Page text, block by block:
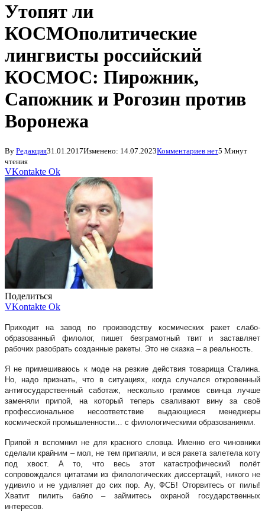
Утопят ли
КОСМОполитические
лингвисты российский
КОСМОС: Пирожник,
Сапожник и Рогозин против
Воронежа
By Редакция31.01.2017Изменено: 14.07.2023Комментариев нет5 Минут
чтения
VKontakte Ok
Поделиться
VKontakte Ok
Приходит на завод по производству космических ракет слабо-
образованный филолог, пишет безграмотный твит и заставляет
рабочих разобрать созданные ракеты. Это не сказка – а реальность.
Я не примешиваюсь к моде на резкие действия товарища Сталина.
Но, надо признать, что в ситуациях, когда случался откровенный
антигосударственный саботаж, несколько граммов свинца лучше
заменяли припой, на который теперь сваливают вину за своё
профессиональное несоответствие выдающиеся менеджеры
космической промышленности… с филологическими образованиями.
Припой я вспомнил не для красного словца. Именно его чиновники
сделали крайним – мол, не тем припаяли, и вся ракета залетела коту
под хвост. А то, что весь этот катастрофический полёт
сопровождался цитатами из филологических диссертаций, никого не
удивило и не удивляет до сих пор. Ау, ФСБ! Оторвитесь от пилы!
Хватит пилить бабло – займитесь охраной государственных
интересов.